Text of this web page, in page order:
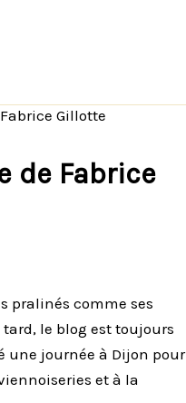
Gillotte
de Fabrice
pralinés comme ses
tard, le blog est toujours
une journée à Dijon pour
et à la